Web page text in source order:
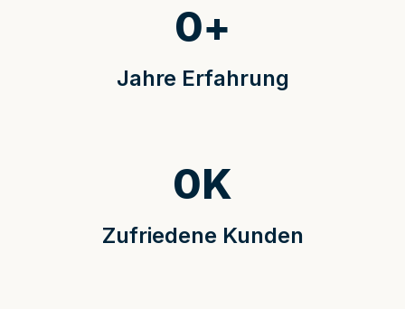
Jahre Erfahrung
0+
Zufriedene Kunden
0K